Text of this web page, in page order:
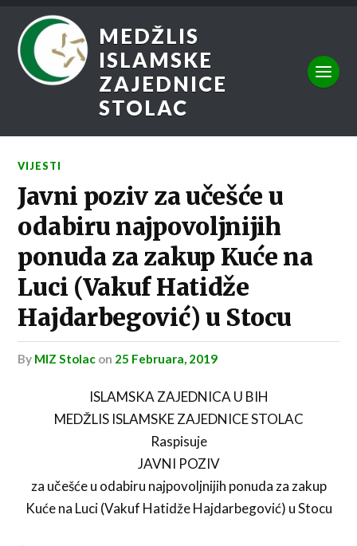
MEDŽLIS
ISLAMSKE
ZAJEDNICE
STOLAC
VIJESTI
Javni poziv za učešće u
odabiru najpovoljnijih
ponuda za zakup Kuće na
Luci (Vakuf Hatidže
Hajdarbegović) u Stocu
by MIZ Stolac on 25 Februara, 2019
ISLAMSKA ZAJEDNICA U BIH
MEDŽLIS ISLAMSKE ZAJEDNICE STOLAC
Raspisuje
JAVNI POZIV
za učešće u odabiru najpovoljnijih ponuda za zakup
Kuće na Luci (Vakuf Hatidže Hajdarbegović) u Stocu